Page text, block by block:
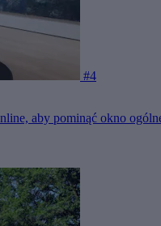
#4
aby pominąć okno